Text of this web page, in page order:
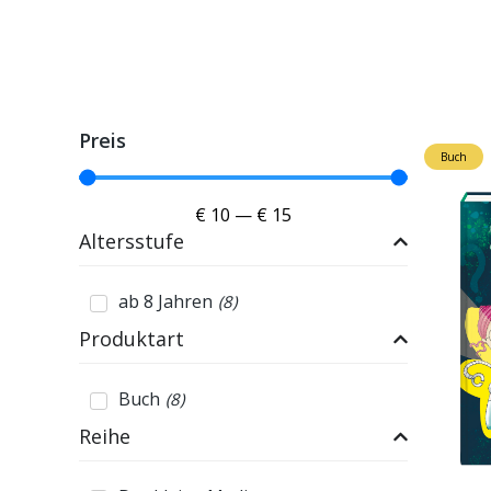
Preis
€ 10 — € 15
Altersstufe
ab 8 Jahren (8)
Produktart
Buch (8)
Reihe
Buch